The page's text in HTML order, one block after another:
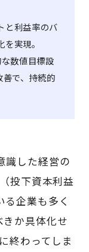
と利益率のバ
実現。
数値目標設
で、持続的
識した経営の
投下資本利益
企業も多く
きか具体化せ
終わってしま